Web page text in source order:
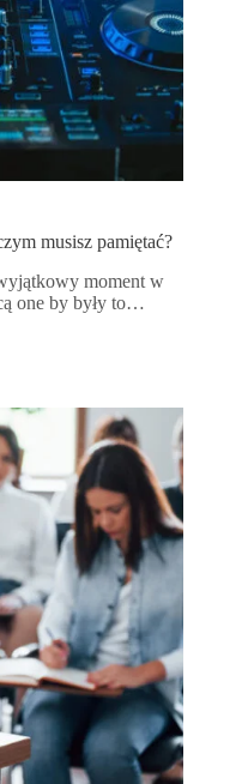
musisz pamiętać?
moment w
one by były to…